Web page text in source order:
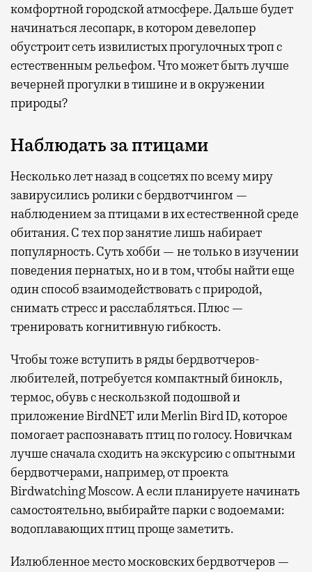
комфортной городской атмосфере. Дальше будет
начинаться лесопарк, в котором девелопер
обустроит сеть извилистых прогулочных троп с
естественным рельефом. Что может быть лучше
вечерней прогулки в тишине и в окружении
природы?
Наблюдать за птицами
Несколько лет назад в соцсетях по всему миру
завирусились ролики с бердвотчингом —
наблюдением за птицами в их естественной среде
обитания. С тех пор занятие лишь набирает
популярность. Суть хобби — не только в изучении
поведения пернатых, но и в том, чтобы найти еще
один способ взаимодействовать с природой,
снимать стресс и расслабляться. Плюс —
тренировать когнитивную гибкость.
Чтобы тоже вступить в ряды бердвотчеров-
любителей, потребуется компактный бинокль,
термос, обувь с нескользкой подошвой и
приложение BirdNET или Merlin Bird ID, которое
помогает распознавать птиц по голосу. Новичкам
лучше сначала сходить на экскурсию с опытными
бердвотчерами, например, от проекта
Birdwatching Moscow. А если планируете начинать
самостоятельно, выбирайте парки с водоемами:
водоплавающих птиц проще заметить.
Излюбленное место московских бердвотчеров —